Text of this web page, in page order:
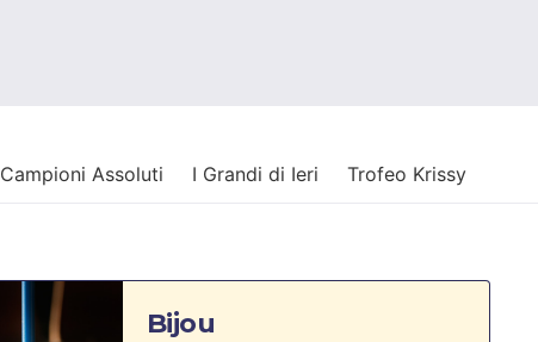
Campioni Assoluti I Grandi di Ieri Trofeo Krissy
Bijou